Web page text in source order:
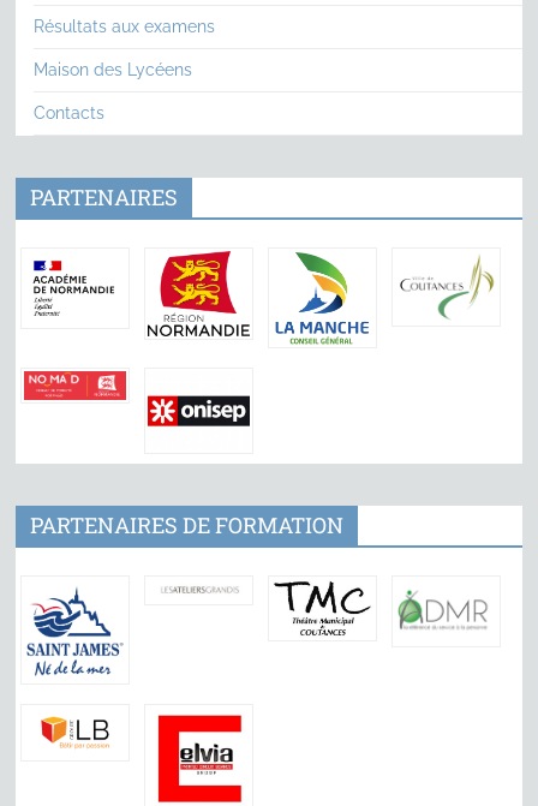
Résultats aux examens
Maison des Lycéens
Contacts
PARTENAIRES
PARTENAIRES DE FORMATION